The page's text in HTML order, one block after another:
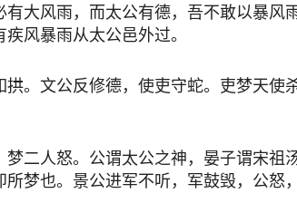
大风雨，而太公有德，吾不敢以暴风
风暴雨从太公邑外过。
。文公反修德，使吏守蛇。吏梦天使
梦二人怒。公谓太公之神，晏子谓宋祖
梦也。景公进军不听，军鼓毁，公怒